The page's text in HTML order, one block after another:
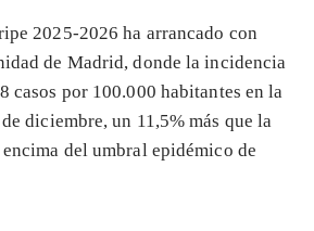
2025-2026 ha arrancado con
de Madrid, donde la incidencia
casos por 100.000 habitantes en la
diciembre, un 11,5% más que la
del umbral epidémico de